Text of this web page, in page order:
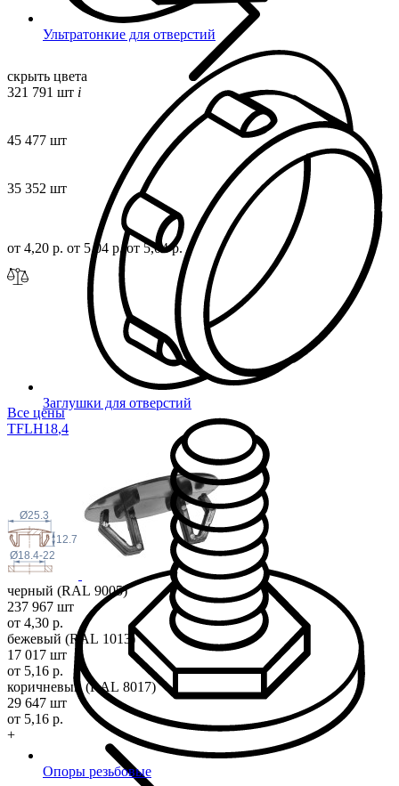
Ультратонкие для отверстий
Заглушки для отверстий
Опоры резьбовые
скрыть цвета
321 791 шт i
45 477 шт
35 352 шт
от 4,20 р. от 5,04 р. от 5,04 р.
Все цены
TFLH18,4
12.7
Ø18.4-22
Ø25.3
черный (RAL 9005)
237 967 шт
от 4,30 р.
бежевый (RAL 1013)
17 017 шт
от 5,16 р.
коричневый (RAL 8017)
29 647 шт
от 5,16 р.
+